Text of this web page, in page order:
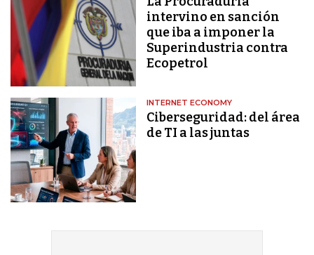
intervino en sanción
que iba a imponer la
Superindustria contra
Ecopetrol
INTERNET ECONOMY
Ciberseguridad: del área
de TI a las juntas